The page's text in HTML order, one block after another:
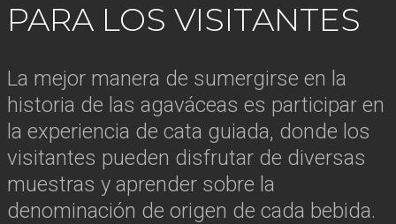
PARA LOS VISITANTES
La mejor manera de sumergirse en la
historia de las agaváceas es participar en
la experiencia de cata guiada, donde los
visitantes pueden disfrutar de diversas
muestras y aprender sobre la
denominación de origen de cada bebida.